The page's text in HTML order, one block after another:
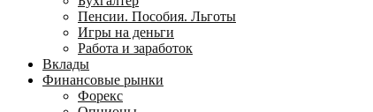
Пенсии. Пособия. Льготы
Игры на деньги
Работа и заработок
Вклады
Финансовые рынки
Форекс